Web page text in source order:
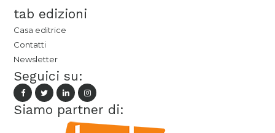
tab edizioni
Casa editrice
Contatti
Newsletter
Seguici su:
Siamo partner di: